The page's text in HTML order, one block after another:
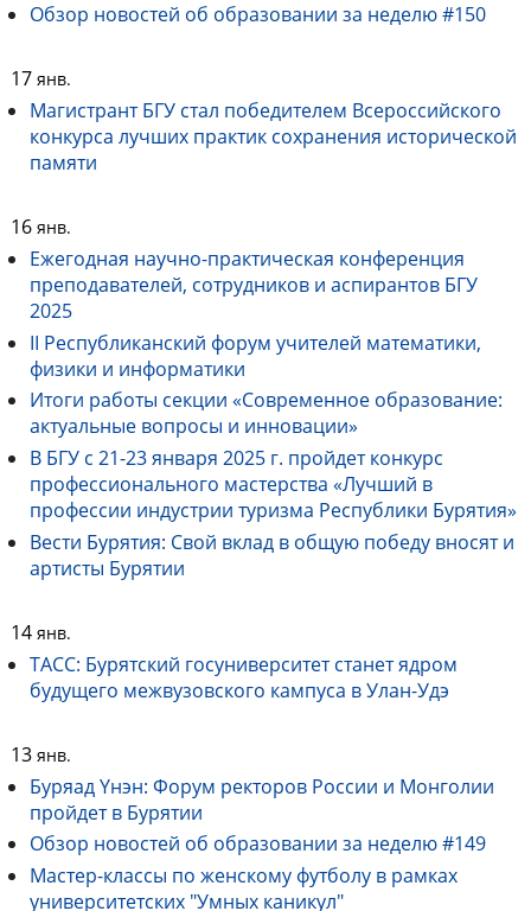
Обзор новостей об образовании за неделю #150
17 янв.
Магистрант БГУ стал победителем Всероссийского
конкурса лучших практик сохранения исторической
памяти
16 янв.
Ежегодная научно-практическая конференция
преподавателей, сотрудников и аспирантов БГУ
2025
II Республиканский форум учителей математики,
физики и информатики
Итоги работы секции «Современное образование:
актуальные вопросы и инновации»
В БГУ с 21-23 января 2025 г. пройдет конкурс
профессионального мастерства «Лучший в
профессии индустрии туризма Республики Бурятия»
Вести Бурятия: Свой вклад в общую победу вносят и
артисты Бурятии
14 янв.
ТАСС: Бурятский госуниверситет станет ядром
будущего межвузовского кампуса в Улан-Удэ
13 янв.
Буряад Yнэн: Форум ректоров России и Монголии
пройдет в Бурятии
Обзор новостей об образовании за неделю #149
Мастер-классы по женскому футболу в рамках
университетских "Умных каникул"